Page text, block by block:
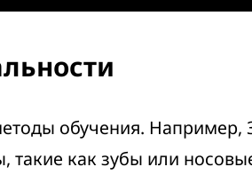
обучения. Например,
такие как зубы или